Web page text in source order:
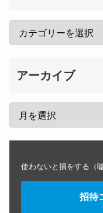
アーカイブ
使わないと損をする（
招待